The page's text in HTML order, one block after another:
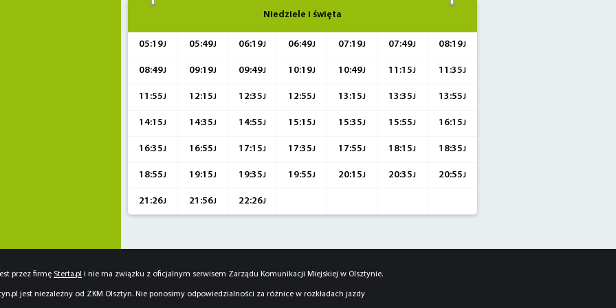
Niedziele i święta
05:19J 05:49J 06:19J 06:49J 07:19J 07:49J 08:19J
08:49J 09:19J 09:49J 10:19J 10:49J 11:15J 11:35J
11:55J 12:15J 12:35J 12:55J 13:15J 13:35J 13:55J
14:15J 14:35J 14:55J 15:15J 15:35J 15:55J 16:15J
16:35J 16:55J 17:15J 17:35J 17:55J 18:15J 18:35J
18:55J 19:15J 19:35J 19:55J 20:15J 20:35J 20:55J
21:26J 21:56J 22:26J
przez firmę Sterta.pl i nie ma związku z oficjalnym serwisem Zarządu Komunikacji Miejskiej w Olsztynie.
jest niezależny od ZKM Olsztyn. Nie ponosimy odpowiedzialności za różnice w rozkładach jazdy